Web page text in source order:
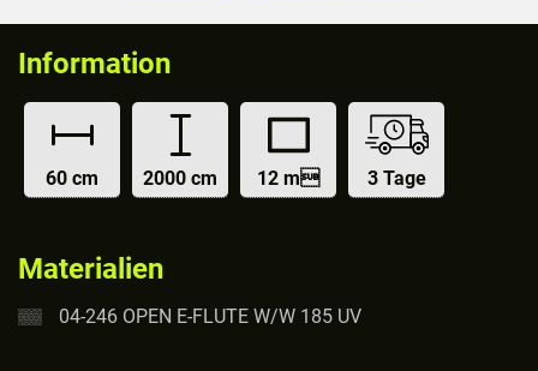
Information
60 cm 2000 cm 12 m 3 Tage
Materialien
04-246 OPEN E-FLUTE W/W 185 UV